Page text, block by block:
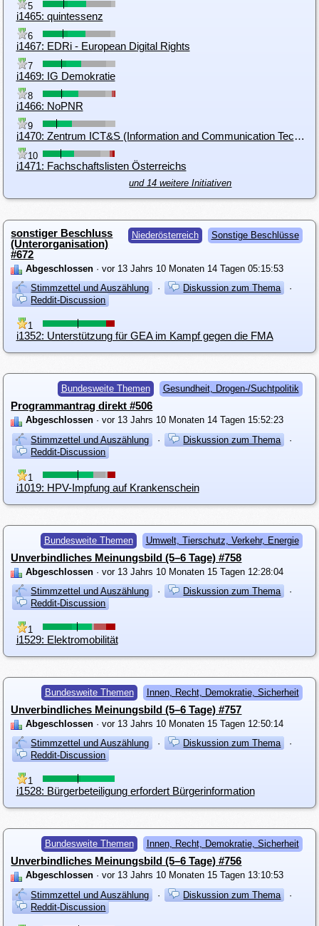
5
i1465: quintessenz
6
i1467: EDRi - European Digital Rights
7
i1469: IG Demokratie
8
i1466: NoPNR
9
i1470: Zentrum ICT&S (Information and Communication Technologies & Society)
10
i1471: Fachschaftslisten Österreichs
und 14 weitere Initiativen
Niederösterreich Sonstige Beschlüsse
sonstiger Beschluss
(Unterorganisation)
#672
Abgeschlossen · vor 13 Jahrs 10 Monaten 14 Tagen 05:15:53
Stimmzettel und Auszählung
· Diskussion zum Thema
·
Reddit-Discussion
1
i1352: Unterstützung für GEA im Kampf gegen die FMA
Bundesweite Themen Gesundheit, Drogen-/Suchtpolitik
Programmantrag direkt #506
Abgeschlossen · vor 13 Jahrs 10 Monaten 14 Tagen 15:52:23
Stimmzettel und Auszählung
· Diskussion zum Thema
·
Reddit-Discussion
1
i1019: HPV-Impfung auf Krankenschein
Bundesweite Themen Umwelt, Tierschutz, Verkehr, Energie
Unverbindliches Meinungsbild (5–6 Tage) #758
Abgeschlossen · vor 13 Jahrs 10 Monaten 15 Tagen 12:28:04
Stimmzettel und Auszählung
· Diskussion zum Thema
·
Reddit-Discussion
1
i1529: Elektromobilität
Bundesweite Themen Innen, Recht, Demokratie, Sicherheit
Unverbindliches Meinungsbild (5–6 Tage) #757
Abgeschlossen · vor 13 Jahrs 10 Monaten 15 Tagen 12:50:14
Stimmzettel und Auszählung
· Diskussion zum Thema
·
Reddit-Discussion
1
i1528: Bürgerbeteiligung erfordert Bürgerinformation
Bundesweite Themen Innen, Recht, Demokratie, Sicherheit
Unverbindliches Meinungsbild (5–6 Tage) #756
Abgeschlossen · vor 13 Jahrs 10 Monaten 15 Tagen 13:10:53
Stimmzettel und Auszählung
· Diskussion zum Thema
·
Reddit-Discussion